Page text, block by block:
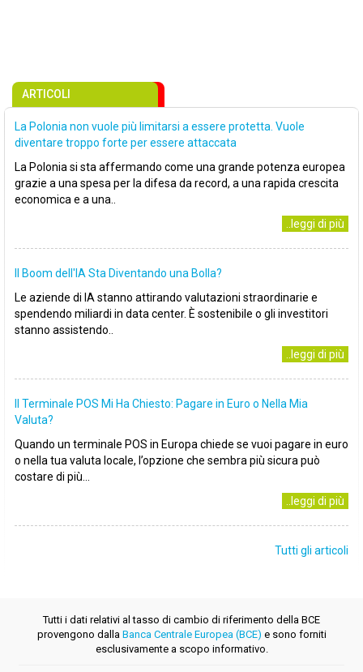
ARTICOLI
La Polonia non vuole più limitarsi a essere protetta. Vuole
diventare troppo forte per essere attaccata
La Polonia si sta affermando come una grande potenza europea
grazie a una spesa per la difesa da record, a una rapida crescita
economica e a una..
..leggi di più
Il Boom dell'IA Sta Diventando una Bolla?
Le aziende di IA stanno attirando valutazioni straordinarie e
spendendo miliardi in data center. È sostenibile o gli investitori
stanno assistendo..
..leggi di più
Il Terminale POS Mi Ha Chiesto: Pagare in Euro o Nella Mia
Valuta?
Quando un terminale POS in Europa chiede se vuoi pagare in euro
o nella tua valuta locale, l’opzione che sembra più sicura può
costare di più...
..leggi di più
Tutti gli articoli
Tutti i dati relativi al tasso di cambio di riferimento della BCE
provengono dalla Banca Centrale Europea (BCE) e sono forniti
esclusivamente a scopo informativo.